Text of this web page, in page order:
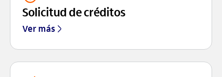
Solicitud de créditos
Ver más